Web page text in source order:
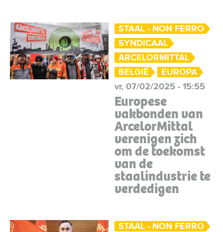
STAAL - NON FERRO
SYNDICAAL
ARCELORMITTAL
BELGIË
EUROPA
vr, 07/02/2025 - 15:55
Europese
vakbonden van
ArcelorMittal
verenigen zich
om de toekomst
van de
staalindustrie te
verdedigen
STAAL - NON FERRO